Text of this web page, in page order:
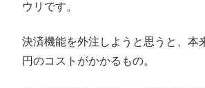
ウリです。
決済機能を外注しようと思うと、本
円のコストがかかるもの。